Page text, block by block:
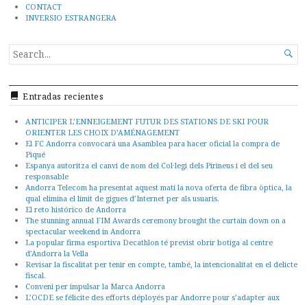
CONTACT
INVERSIO ESTRANGERA
SEARCH
FOR...

Entradas recientes
ANTICIPER L’ENNEIGEMENT FUTUR DES STATIONS DE SKI POUR
ORIENTER LES CHOIX D’AMÉNAGEMENT
El FC Andorra convocará una Asamblea para hacer oficial la compra de
Piqué
Espanya autoritza el canvi de nom del Col·legi dels Pirineus i el del seu
responsable
Andorra Telecom ha presentat aquest matí la nova oferta de fibra òptica, la
qual elimina el límit de gigues d’Internet per als usuaris.
El reto histórico de Andorra
The stunning annual FIM Awards ceremony brought the curtain down on a
spectacular weekend in Andorra
La popular firma esportiva Decathlon té previst obrir botiga al centre
d’Andorra la Vella
Revisar la fiscalitat per tenir en compte, també, la intencionalitat en el delicte
fiscal.
Conveni per impulsar la Marca Andorra
L’OCDE se félicite des efforts déployés par Andorre pour s’adapter aux